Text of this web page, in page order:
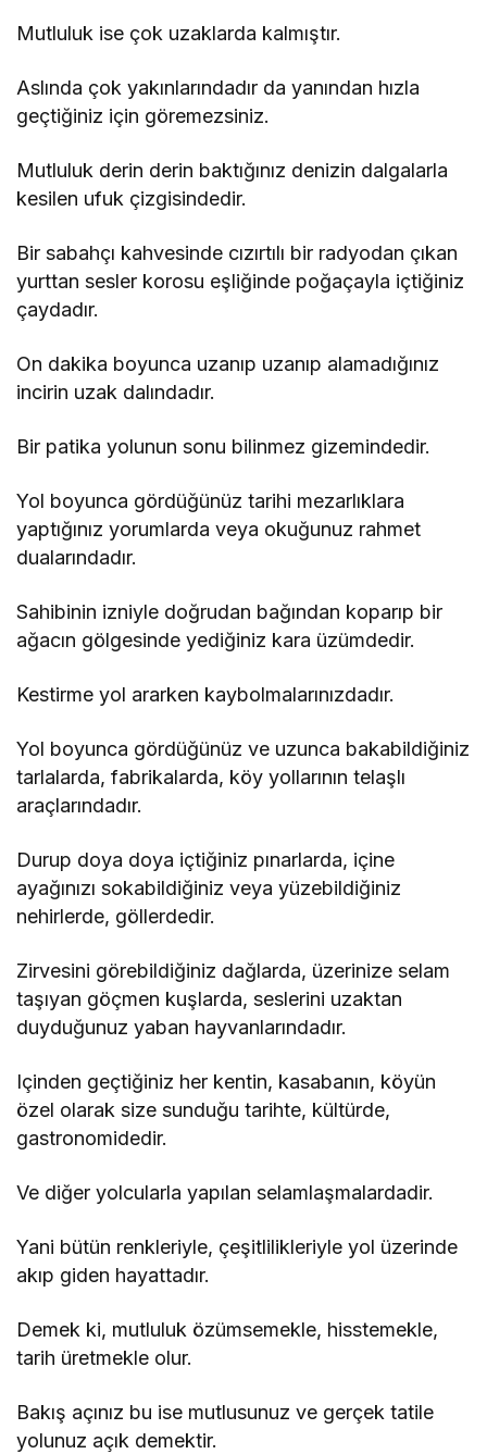
Mutluluk ise çok uzaklarda kalmıştır.
Aslında çok yakınlarındadır da yanından hızla
geçtiğiniz için göremezsiniz.
Mutluluk derin derin baktığınız denizin dalgalarla
kesilen ufuk çizgisindedir.
Bir sabahçı kahvesinde cızırtılı bir radyodan çıkan
yurttan sesler korosu eşliğinde poğaçayla içtiğiniz
çaydadır.
On dakika boyunca uzanıp uzanıp alamadığınız
incirin uzak dalındadır.
Bir patika yolunun sonu bilinmez gizemindedir.
Yol boyunca gördüğünüz tarihi mezarlıklara
yaptığınız yorumlarda veya okuğunuz rahmet
dualarındadır.
Sahibinin izniyle doğrudan bağından koparıp bir
ağacın gölgesinde yediğiniz kara üzümdedir.
Kestirme yol ararken kaybolmalarınızdadır.
Yol boyunca gördüğünüz ve uzunca bakabildiğiniz
tarlalarda, fabrikalarda, köy yollarının telaşlı
araçlarındadır.
Durup doya doya içtiğiniz pınarlarda, içine
ayağınızı sokabildiğiniz veya yüzebildiğiniz
nehirlerde, göllerdedir.
Zirvesini görebildiğiniz dağlarda, üzerinize selam
taşıyan göçmen kuşlarda, seslerini uzaktan
duyduğunuz yaban hayvanlarındadır.
Içinden geçtiğiniz her kentin, kasabanın, köyün
özel olarak size sunduğu tarihte, kültürde,
gastronomidedir.
Ve diğer yolcularla yapılan selamlaşmalardadir.
Yani bütün renkleriyle, çeşitlilikleriyle yol üzerinde
akıp giden hayattadır.
Demek ki, mutluluk özümsemekle, hisstemekle,
tarih üretmekle olur.
Bakış açınız bu ise mutlusunuz ve gerçek tatile
yolunuz açık demektir.